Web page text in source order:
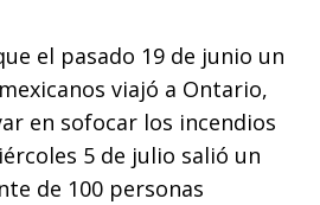
el pasado 19 de junio un
viajó a Ontario,
en sofocar los incendios
5 de julio salió un
de 100 personas